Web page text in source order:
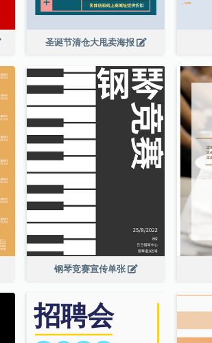
圣诞节清仓大甩卖海报
钢琴竞赛宣传单张